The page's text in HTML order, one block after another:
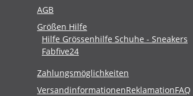
AGB
Größen Hilfe
Hilfe Grössenhilfe Schuhe - Sneakers
Fabfive24
Zahlungsmöglichkeiten
VersandinformationenReklamationFAQ